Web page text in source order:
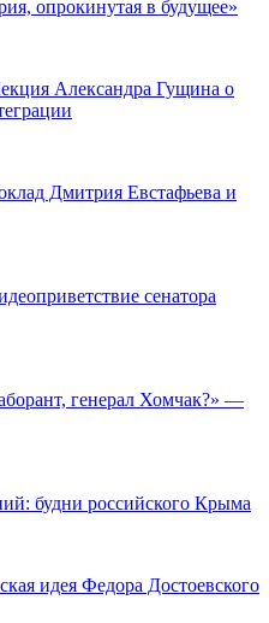
опрокинутая в будущее»
Александра Гущина о
Дмитрия Евстафьева и
сенатора
генерал Хомчак?» —
будни российского Крыма
идея Федора Достоевского